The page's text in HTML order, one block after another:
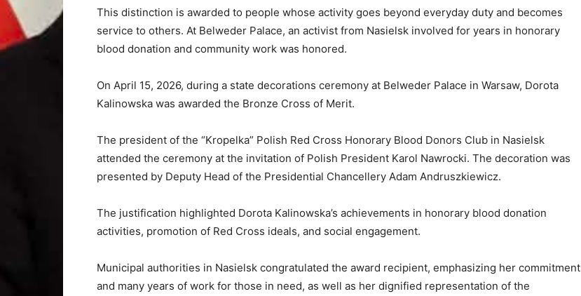
This distinction is awarded to people whose activity goes beyond everyday duty and becomes
service to others. At Belweder Palace, an activist from Nasielsk involved for years in honorary
blood donation and community work was honored.
On April 15, 2026, during a state decorations ceremony at Belweder Palace in Warsaw, Dorota
Kalinowska was awarded the Bronze Cross of Merit.
The president of the “Kropelka” Polish Red Cross Honorary Blood Donors Club in Nasielsk
attended the ceremony at the invitation of Polish President Karol Nawrocki. The decoration was
presented by Deputy Head of the Presidential Chancellery Adam Andruszkiewicz.
The justification highlighted Dorota Kalinowska’s achievements in honorary blood donation
activities, promotion of Red Cross ideals, and social engagement.
Municipal authorities in Nasielsk congratulated the award recipient, emphasizing her commitment
and many years of work for those in need, as well as her dignified representation of the